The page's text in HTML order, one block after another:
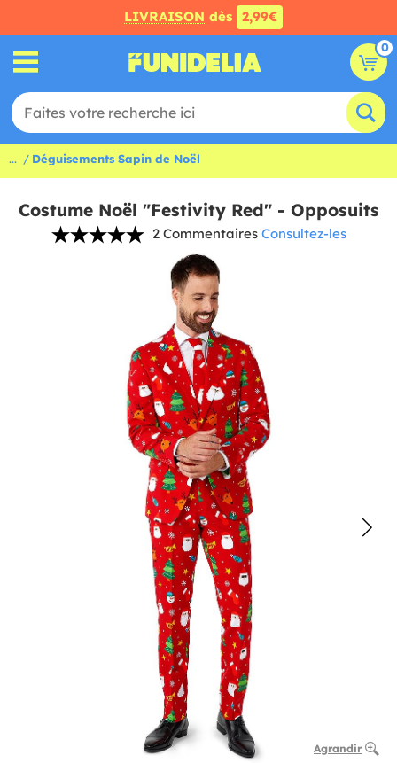
LIVRAISON dès 2,99€
0
... Déguisements Sapin de Noël
Costume Noël "Festivity Red" - Opposuits
2 Commentaires Consultez-les
Agrandir